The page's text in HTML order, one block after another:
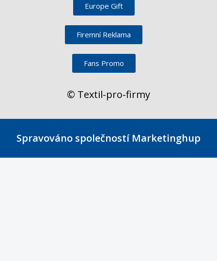
Europe Gift
Firemní Reklama
Fans Promo
© Textil-pro-firmy
Spravováno společností Marketinghup